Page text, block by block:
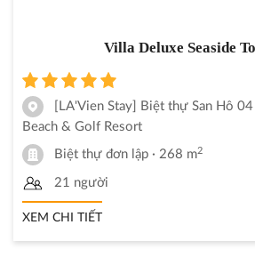
Villa Deluxe Seaside
[LA'Vien Stay] Biệt thự San Hô 04
Beach & Golf Resort
Biệt thự đơn lập · 268 m2
21 người
XEM CHI TIẾT